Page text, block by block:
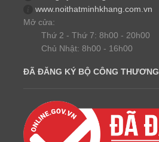
www.noithatminhkhang.com.vn
Mở cửa:
Thứ 2 - Thứ 7: 8h00 - 20h00
Chủ Nhật: 8h00 - 16h00
ĐÃ ĐĂNG KÝ BỘ CÔNG THƯƠNG